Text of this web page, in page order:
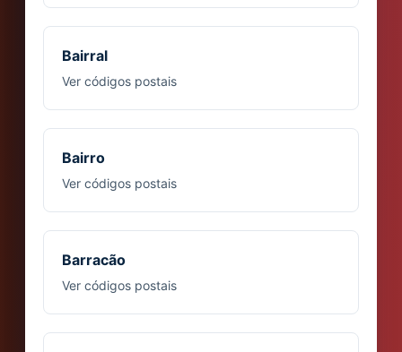
Bairral
Ver códigos postais
Bairro
Ver códigos postais
Barracão
Ver códigos postais